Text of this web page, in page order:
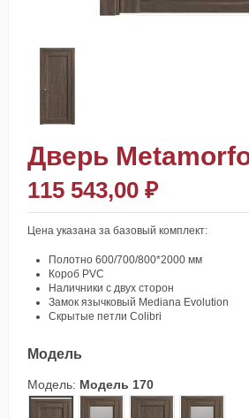
Дверь
115 543,00 ₽
Цена указана за базовый комплект:
Полотно 600/700/800*2000 мм
Короб PVC
Наличники с двух сторон
Замок язычковый Mediana Evolution
Скрытые петли Colibri
Модель
Модель: Модель 170
Модель 170Модель 171Модель 172Модель